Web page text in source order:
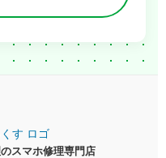
スマホ修理専門店